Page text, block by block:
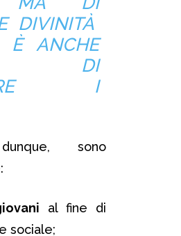
DIVINITÀ
È ANCHE
DI
I
sono
al fine di
sociale;